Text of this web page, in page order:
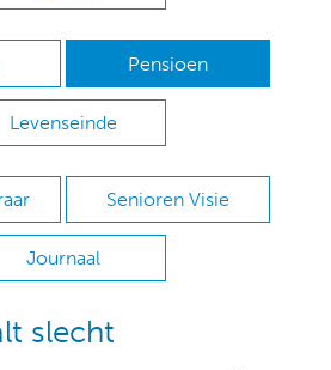
Pensioen
Levenseinde
Senioren Visie
Journaal
slecht